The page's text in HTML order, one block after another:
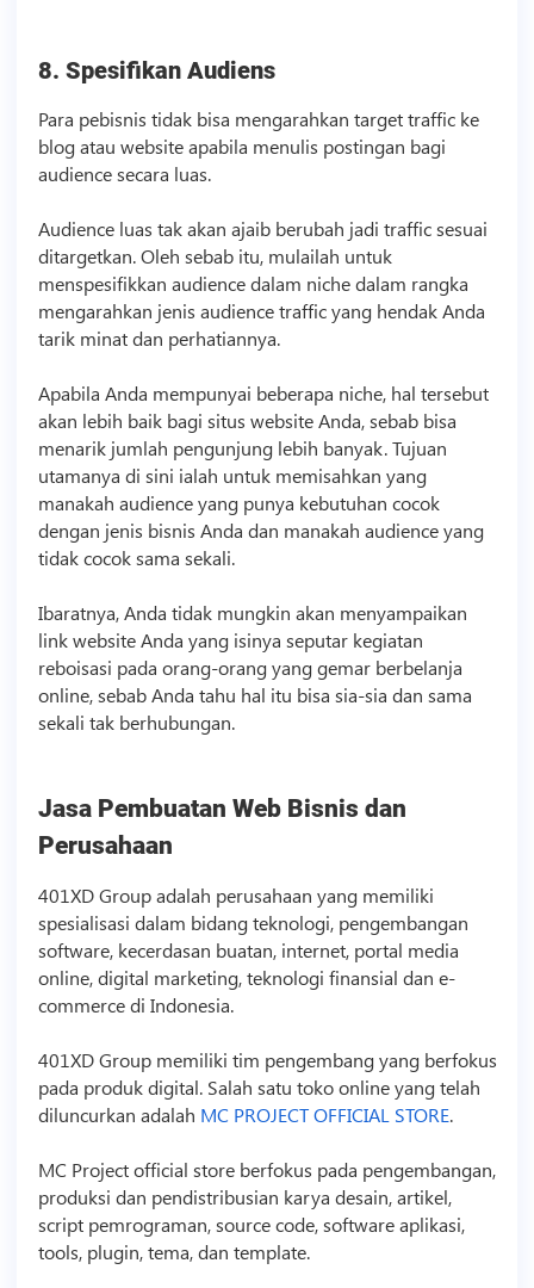
8. Spesifikan Audiens
Para pebisnis tidak bisa mengarahkan target traffic ke
blog atau website apabila menulis postingan bagi
audience secara luas.
Audience luas tak akan ajaib berubah jadi traffic sesuai
ditargetkan. Oleh sebab itu, mulailah untuk
menspesifikkan audience dalam niche dalam rangka
mengarahkan jenis audience traffic yang hendak Anda
tarik minat dan perhatiannya.
Apabila Anda mempunyai beberapa niche, hal tersebut
akan lebih baik bagi situs website Anda, sebab bisa
menarik jumlah pengunjung lebih banyak. Tujuan
utamanya di sini ialah untuk memisahkan yang
manakah audience yang punya kebutuhan cocok
dengan jenis bisnis Anda dan manakah audience yang
tidak cocok sama sekali.
Ibaratnya, Anda tidak mungkin akan menyampaikan
link website Anda yang isinya seputar kegiatan
reboisasi pada orang-orang yang gemar berbelanja
online, sebab Anda tahu hal itu bisa sia-sia dan sama
sekali tak berhubungan.
Jasa Pembuatan Web Bisnis dan
Perusahaan
401XD Group adalah perusahaan yang memiliki
spesialisasi dalam bidangteknologi, pengembangan
software, kecerdasan buatan, internet, portal media
online, digital marketing,teknologi finansial dan e-
commerce di Indonesia.
401XD Group memiliki tim pengembang yang berfokus
pada produk digital. Salah satu toko online yang telah
diluncurkan adalah MC PROJECT OFFICIAL STORE.
MC Project official store berfokus pada pengembangan,
produksi dan pendistribusian karya desain, artikel,
scriptpemrograman,source code, software aplikasi,
tools, plugin, tema, dan template.